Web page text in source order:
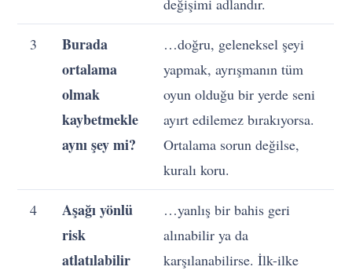
değişimi adlandır.
3
Burada
ortalama
olmak
kaybetmekle
aynı şey mi?
…doğru, geleneksel şeyi
yapmak, ayrışmanın tüm
oyun olduğu bir yerde seni
ayırt edilemez bırakıyorsa.
Ortalama sorun değilse,
kuralı koru.
4
Aşağı yönlü
risk
atlatılabilir
…yanlış bir bahis geri
alınabilir ya da
karşılanabilirse. İlk-ilke